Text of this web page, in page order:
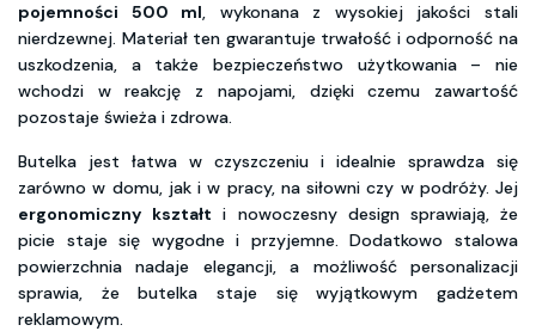
pojemności 500 ml, wykonana z wysokiej jakości stali
nierdzewnej. Materiał ten gwarantuje trwałość i odporność na
uszkodzenia, a także bezpieczeństwo użytkowania – nie
wchodzi w reakcję z napojami, dzięki czemu zawartość
pozostaje świeża i zdrowa.
Butelka jest łatwa w czyszczeniu i idealnie sprawdza się
zarówno w domu, jak i w pracy, na siłowni czy w podróży. Jej
ergonomiczny kształt i nowoczesny design sprawiają, że
picie staje się wygodne i przyjemne. Dodatkowo stalowa
powierzchnia nadaje elegancji, a możliwość personalizacji
sprawia, że butelka staje się wyjątkowym gadżetem
reklamowym.